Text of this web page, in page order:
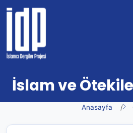
İslam ve
Anasayfa